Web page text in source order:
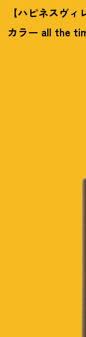
【ハピネスヴ
カラー all the